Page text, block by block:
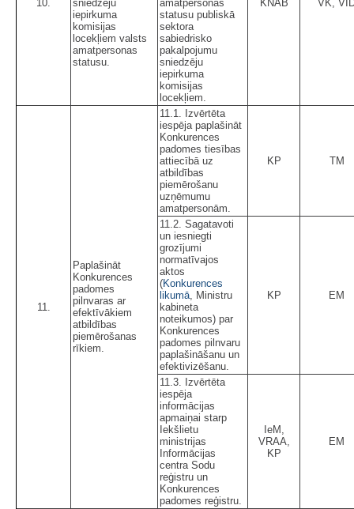
10.
sniedzēju
iepirkuma
komisijas
locekļiem valsts
amatpersonas
statusu.
amatpersonas
statusu publiskā
sektora
sabiedrisko
pakalpojumu
sniedzēju
iepirkuma
komisijas
locekļiem.
KNAB VK,
11.
Paplašināt
Konkurences
padomes
pilnvaras ar
efektīvākiem
atbildības
piemērošanas
rīkiem.
11.1. Izvērtēta
iespēja paplašināt
Konkurences
padomes tiesības
attiecībā uz
atbildības
piemērošanu
uzņēmumu
amatpersonām.
KP TM
11.2. Sagatavoti
un iesniegti
grozījumi
normatīvajos
aktos
(Konkurences
likumā , Ministru
kabineta
noteikumos) par
Konkurences
padomes pilnvaru
paplašināšanu un
efektivizēšanu.
KP EM
11.3. Izvērtēta
iespēja
informācijas
apmaiņai starp
Iekšlietu
ministrijas
Informācijas
centra Sodu
reģistru un
Konkurences
padomes reģistru.
IeM,
VRAA,
KP
EM